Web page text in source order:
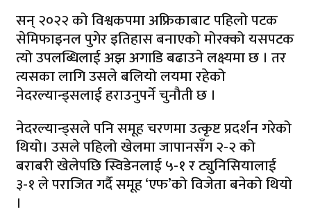
सन् २०२२ को विश्वकपमा अफ्रिकाबाट पहिलो पटक
सेमिफाइनल पुगेर इतिहास बनाएको मोरक्को यसपटक
त्यो उपलब्धिलाई अझ अगाडि बढाउने लक्ष्यमा छ । तर
त्यसका लागि उसले बलियो लयमा रहेको
नेदरल्यान्ड्सलाई हराउनुपर्ने चुनौती छ ।
नेदरल्यान्ड्सले पनि समूह चरणमा उत्कृष्ट प्रदर्शन गरेको
थियो। उसले पहिलो खेलमा जापानसँग २-२ को
बराबरी खेलेपछि स्विडेनलाई ५-१ र ट्युनिसियालाई
३-१ ले पराजित गर्दै समूह ‘एफ’को विजेता बनेको थियो
।